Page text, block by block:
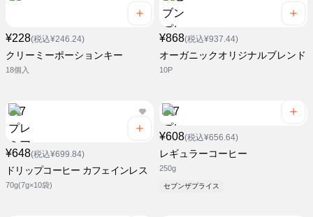
¥228(税込¥246.24)
クリーミーポーションキー
18個入
¥868(税込¥937.44)
オーガニックオリジナルブレンド
10P
¥648(税込¥699.84)
ドリップコーヒー カフェインレス
70g(7g×10袋)
¥608(税込¥656.64)
レギュラーコーヒー
250g
セブンザプライス